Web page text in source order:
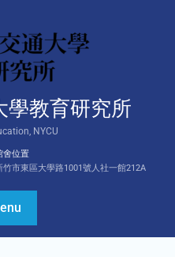
學教育研究所
NYCU
舍位置
竹市東區大學路1001號人社一館212A